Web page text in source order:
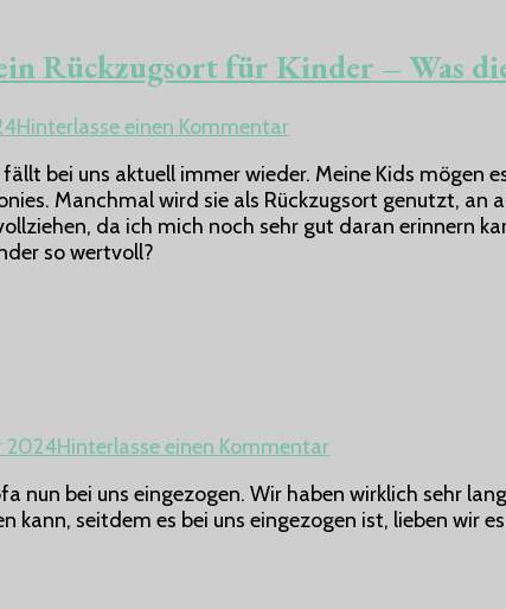
Feinmotorik
Kindes
Rückzugsort für Kinder – Was
Hinterlasse einen Kommentarzu
Tipi
&
Co.
–
Was
dies
bei
bei uns aktuell immer wieder. Meine Kids mögen
Manchmal wird sie als Rückzugsort genutzt,
da ich mich noch sehr gut daran erinnern
so wertvoll?
2024Hinterlasse einen Kommentarzu
–
Spielsofa
nun bei uns eingezogen. Wir haben wirklich sehr
seitdem es bei uns eingezogen ist, lieben wir es